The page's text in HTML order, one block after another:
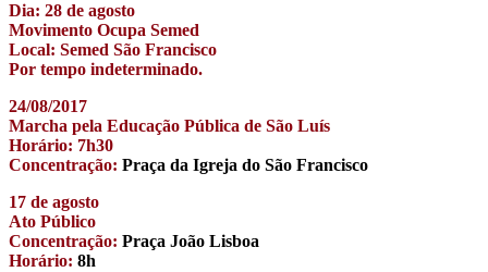
Dia: 28 de agosto
Movimento Ocupa Semed
Local: Semed São Francisco
Por tempo indeterminado.
24/08/2017
Marcha pela Educação Pública de São Luís
Horário: 7h30
Concentração: Praça da Igreja do São Francisco
17 de agosto
Ato Público
Concentração: Praça João Lisboa
Horário: 8h